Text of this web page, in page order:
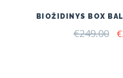
BIOŽIDINYS BOX
€249.00 €